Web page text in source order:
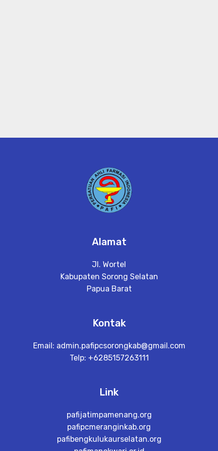
Alamat
Jl. Wortel
Kabupaten Sorong Selatan
Papua Barat
Kontak
Email: admin.pafipcsorongkab@gmail.com
Telp: +6285157263111
Link
pafijatimpamenang.org
pafipcmeranginkab.org
pafibengkulukaurselatan.org